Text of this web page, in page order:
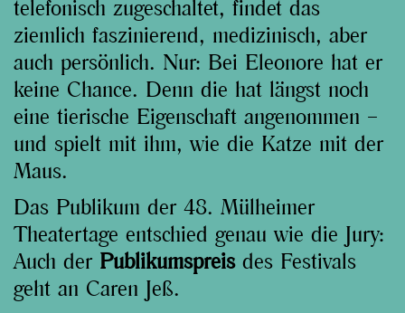
telefonisch zugeschaltet, findet das
ziemlich faszinierend, medizinisch, aber
auch persönlich. Nur: Bei Eleonore hat er
keine Chance. Denn die hat längst noch
eine tierische Eigenschaft angenommen –
und spielt mit ihm, wie die Katze mit der
Maus.
Das Publikum der 48. Mülheimer
Theatertage entschied genau wie die Jury:
Auch der Publikumspreisdes Festivals
geht an Caren Jeß.